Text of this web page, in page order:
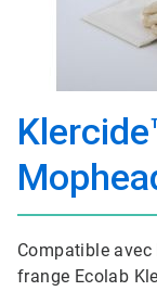
Compatible
frange Ecolab